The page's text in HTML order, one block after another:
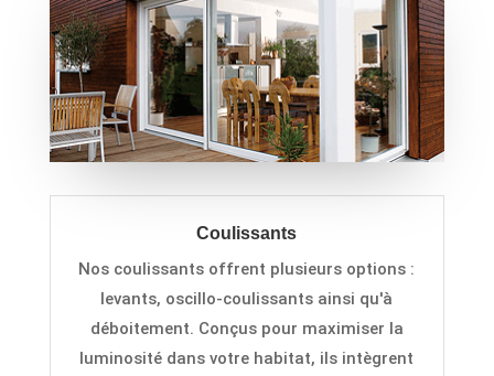
Coulissants
Nos coulissants offrent plusieurs options :
levants, oscillo-coulissants ainsi qu'à
déboitement. Conçus pour maximiser la
luminosité dans votre habitat, ils intègrent